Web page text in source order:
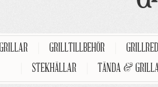
GRILLAR GRILLTILLBEHÖR
STEKHÄLLAR TÄNDA &